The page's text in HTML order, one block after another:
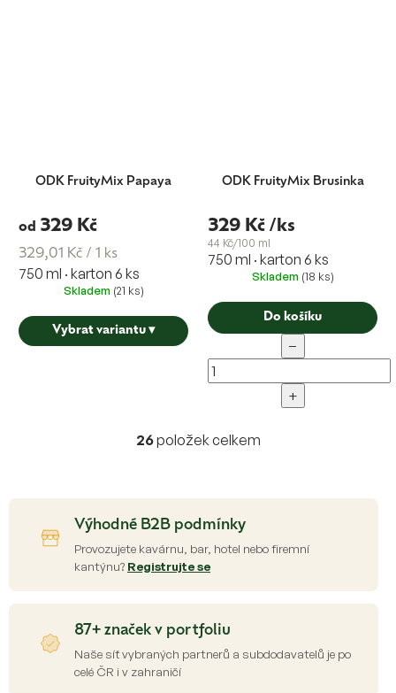
ODK FruityMix Papaya
od 329 Kč
Měrná
cena:
329,01 Kč / 1 ks
750 ml · karton 6 ks
Skladem (21 ks)
Vybrat variantu ▾
ODK FruityMix Brusinka
329 Kč /ks
44 Kč/100 ml
750 ml · karton 6 ks
Skladem (18 ks)
Do košíku
−
+
O
d
a
c
í
k
y
26položek celkem
Výhodné B2B podmínky
Provozujete kavárnu, bar, hotel nebo firemní
kantýnu? Registrujte se
87+ značek v portfoliu
Naše síť vybraných partnerů a subdodavatelů je po
celé ČR i v zahraničí